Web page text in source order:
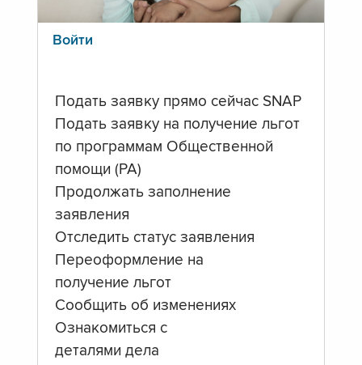
Войти
Подать заявку прямо сейчас SNAP
Подать заявку на получение льгот
по программам Общественной
помощи (PA)
Продолжать заполнение
заявления
Отследить статус заявления
Переоформление на
получение льгот
Сообщить об изменениях
Ознакомиться с
деталями дела